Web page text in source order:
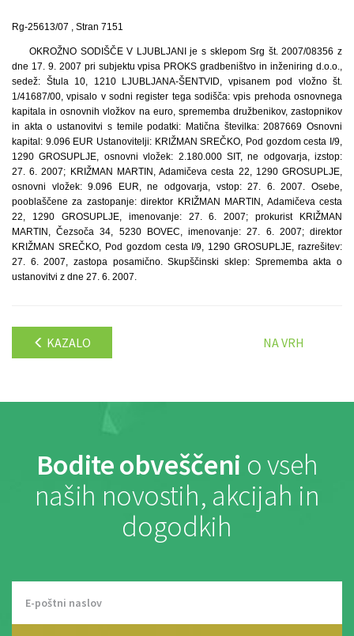
Rg-25613/07 , Stran 7151
OKROŽNO SODIŠČE V LJUBLJANI je s sklepom Srg št. 2007/08356 z
dne 17. 9. 2007 pri subjektu vpisa PROKS gradbeništvo in inženiring d.o.o.,
sedež: Štula 10, 1210 LJUBLJANA-ŠENTVID, vpisanem pod vložno št.
1/41687/00, vpisalo v sodni register tega sodišča: vpis prehoda osnovnega
kapitala in osnovnih vložkov na euro, sprememba družbenikov, zastopnikov
in akta o ustanovitvi s temile podatki: Matična številka: 2087669 Osnovni
kapital: 9.096 EUR Ustanovitelji: KRIŽMAN SREČKO, Pod gozdom cesta I/9,
1290 GROSUPLJE, osnovni vložek: 2.180.000 SIT, ne odgovarja, izstop:
27. 6. 2007; KRIŽMAN MARTIN, Adamičeva cesta 22, 1290 GROSUPLJE,
osnovni vložek: 9.096 EUR, ne odgovarja, vstop: 27. 6. 2007. Osebe,
pooblaščene za zastopanje: direktor KRIŽMAN MARTIN, Adamičeva cesta
22, 1290 GROSUPLJE, imenovanje: 27. 6. 2007; prokurist KRIŽMAN
MARTIN, Čezsoča 34, 5230 BOVEC, imenovanje: 27. 6. 2007; direktor
KRIŽMAN SREČKO, Pod gozdom cesta I/9, 1290 GROSUPLJE, razrešitev:
27. 6. 2007, zastopa posamično. Skupščinski sklep: Sprememba akta o
ustanovitvi z dne 27. 6. 2007.
KAZALO NA VRH
Bodite obveščeni o vseh
naših novostih, akcijah in
dogodkih